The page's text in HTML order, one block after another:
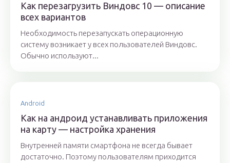
Как перезагрузить Виндовс 10 — описание
всех вариантов
Необходимость перезапускать операционную
систему возникает у всех пользователей Виндовс.
Обычно используют...
Android
Как на андроид устанавливать приложения
на карту — настройка хранения
Внутренней памяти смартфона не всегда бывает
достаточно. Поэтому пользователям приходится